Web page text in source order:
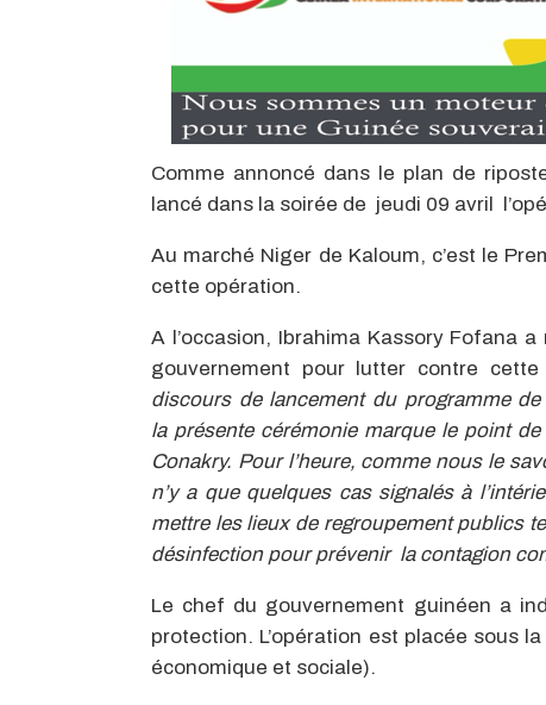
Comme annoncé dans le plan de
lancé dans la soirée de jeudi 09 avril
Au marché Niger de Kaloum, c’est le
cette opération.
A l’occasion, Ibrahima Kassory Fofana
gouvernement pour lutter contre cette
discours de lancement du programme
la présente cérémonie marque le point
Conakry. Pour l’heure, comme nous le
n’y a que quelques cas signalés à
mettre les lieux de regroupement publics
désinfection pour prévenir la contagion
Le chef du gouvernement guinéen a
protection. L’opération est placée sous
économique et sociale).